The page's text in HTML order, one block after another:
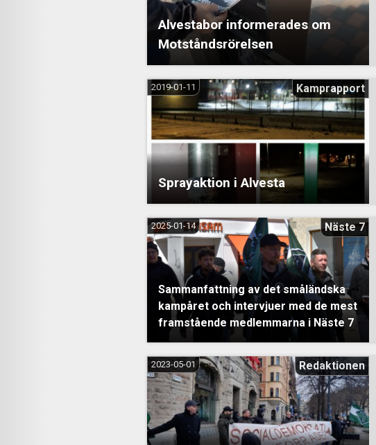
Alvestabor informerades om
Motståndsrörelsen
Sprayaktion i Alvesta
2019-01-11
Kamprapport
Sammanfattning av det småländska
kampåret och intervjuer med de mest
framstående medlemmarna i Näste 7
2025-01-14
Näste 7
2023-05-01
Redaktionen